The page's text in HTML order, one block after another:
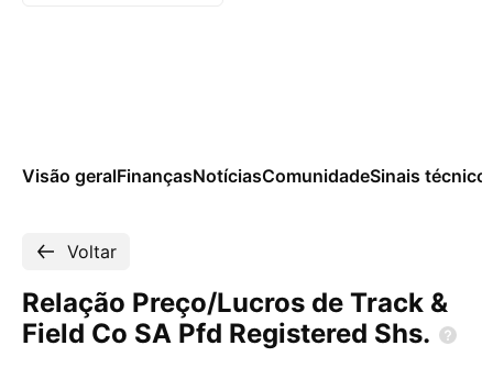
Visão geralFinançasNotíciasComunidadeSinais
Voltar
Relação Preço/Lucros de Track &
Field Co SA Pfd Registered Shs.